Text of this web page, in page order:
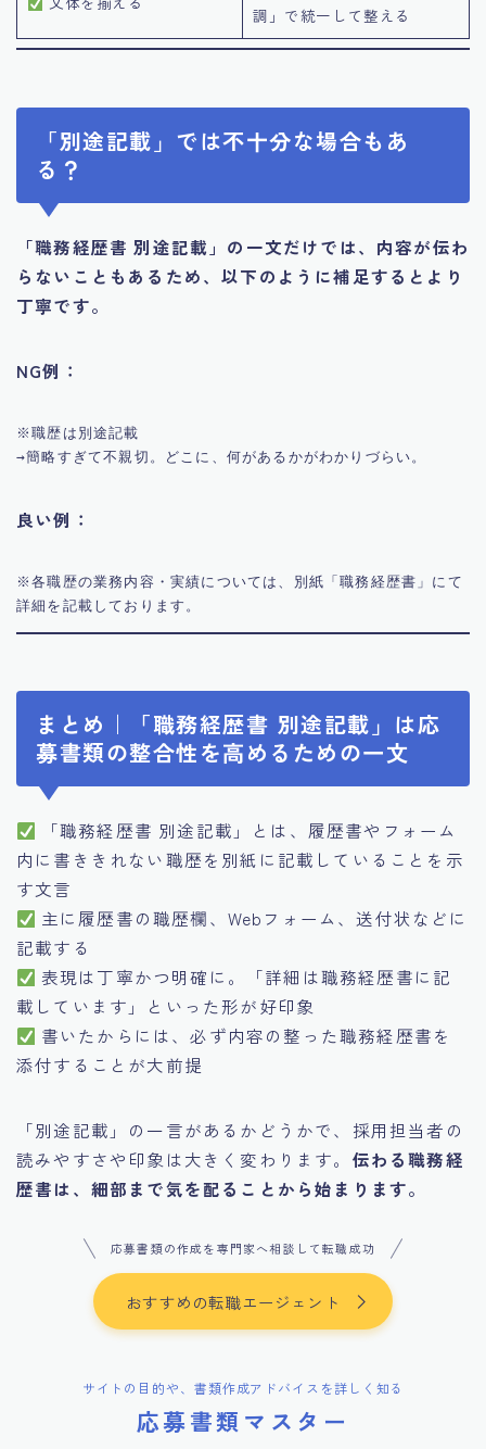
調」で統一して整える
「別途記載」では不十分な場合もあ
る？
「職務経歴書 別途記載」の一文だけでは、内容が伝わ
らないこともあるため、以下のように補足するとより
丁寧です。
NG例：
※職歴は別途記載
良い例：
※各職歴の業務内容・実績については、別紙「職務経歴書」にて
まとめ｜「職務経歴書 別途記載」は応
募書類の整合性を高めるための一文
「職務経歴書 別途記載」とは、履歴書やフォーム
内に書ききれない職歴を別紙に記載していることを示
す文言
主に履歴書の職歴欄、Webフォーム、送付状などに
記載する
表現は丁寧かつ明確に。「詳細は職務経歴書に記
載しています」といった形が好印象
書いたからには、必ず内容の整った職務経歴書を
添付することが大前提
「別途記載」の一言があるかどうかで、採用担当者の
読みやすさや印象は大きく変わります。 伝わる職務経
歴書は、細部まで気を配ることから始まります。
応募書類の作成を専門家へ相談して転職成功
おすすめの転職エージェント
サイトの目的や、書類作成アドバイスを詳しく知る
応募書類マスター